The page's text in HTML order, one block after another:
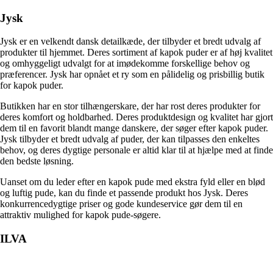
Jysk
Jysk er en velkendt dansk detailkæde, der tilbyder et bredt udvalg af
produkter til hjemmet. Deres sortiment af kapok puder er af høj kvalitet
og omhyggeligt udvalgt for at imødekomme forskellige behov og
præferencer. Jysk har opnået et ry som en pålidelig og prisbillig butik
for kapok puder.
Butikken har en stor tilhængerskare, der har rost deres produkter for
deres komfort og holdbarhed. Deres produktdesign og kvalitet har gjort
dem til en favorit blandt mange danskere, der søger efter kapok puder.
Jysk tilbyder et bredt udvalg af puder, der kan tilpasses den enkeltes
behov, og deres dygtige personale er altid klar til at hjælpe med at finde
den bedste løsning.
Uanset om du leder efter en kapok pude med ekstra fyld eller en blød
og luftig pude, kan du finde et passende produkt hos Jysk. Deres
konkurrencedygtige priser og gode kundeservice gør dem til en
attraktiv mulighed for kapok pude-søgere.
ILVA